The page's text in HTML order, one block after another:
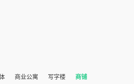
商业公寓 写字楼 商铺